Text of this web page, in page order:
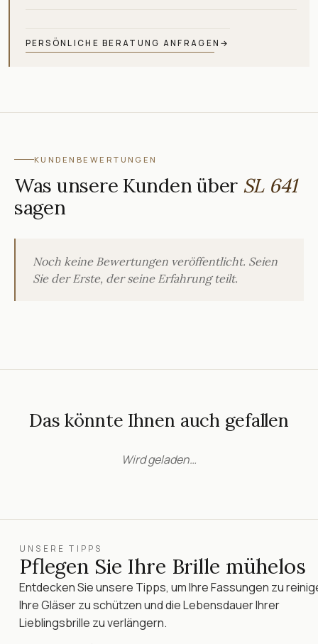
PERSÖNLICHE BERATUNG ANFRAGEN →
KUNDENBEWERTUNGEN
Was unsere Kunden über SL 641
sagen
Noch keine Bewertungen veröffentlicht. Seien
Sie der Erste, der seine Erfahrung teilt.
Das könnte Ihnen auch gefallen
Wird geladen…
UNSERE TIPPS
Pflegen Sie Ihre Brille mühelos
Entdecken Sie unsere Tipps, um Ihre Fassungen zu
Ihre Gläser zu schützen und die Lebensdauer Ihrer
Lieblingsbrille zu verlängern.